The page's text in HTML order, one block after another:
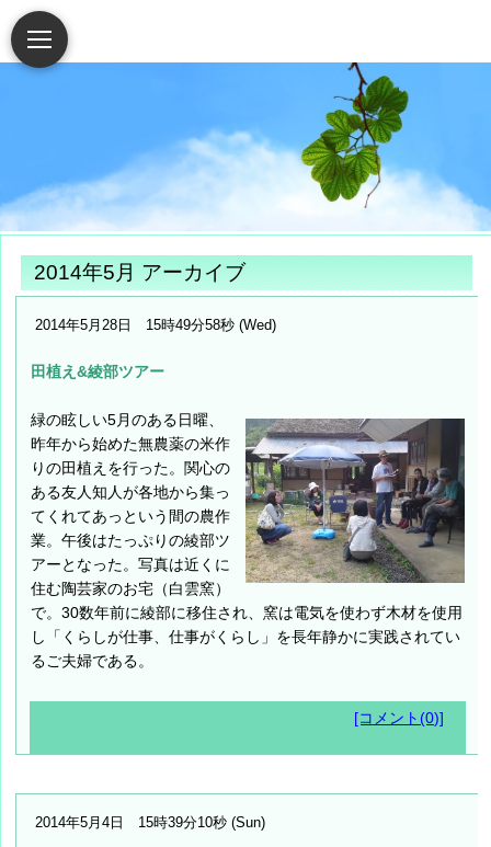
2014年5月 アーカイブ
2014年5月28日 15時49分58秒 (Wed)
田植え&綾部ツアー
緑の眩しい5月のある日曜、
昨年から始めた無農薬の米作
りの田植えを行った。関心の
ある友人知人が各地から集っ
てくれてあっという間の農作
業。午後はたっぷりの綾部ツ
アーとなった。写真は近くに
住む陶芸家のお宅（白雲窯）
で。30数年前に綾部に移住され、窯は電気を使わず木材を使用
し「くらしが仕事、仕事がくらし」を長年静かに実践されてい
るご夫婦である。
[コメント(0)]
2014年5月4日 15時39分10秒 (Sun)